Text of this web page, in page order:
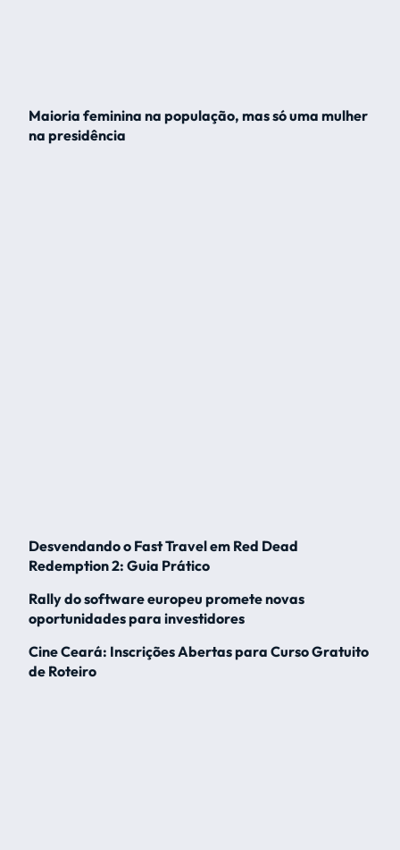
Maioria feminina na população, mas só uma mulher
na presidência
Desvendando o Fast Travel em Red Dead
Redemption 2: Guia Prático
Rally do software europeu promete novas
oportunidades para investidores
Cine Ceará: Inscrições Abertas para Curso Gratuito
de Roteiro